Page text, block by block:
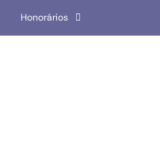
Honorários